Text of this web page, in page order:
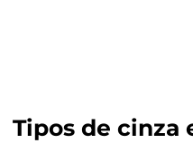
Tipos de cinza